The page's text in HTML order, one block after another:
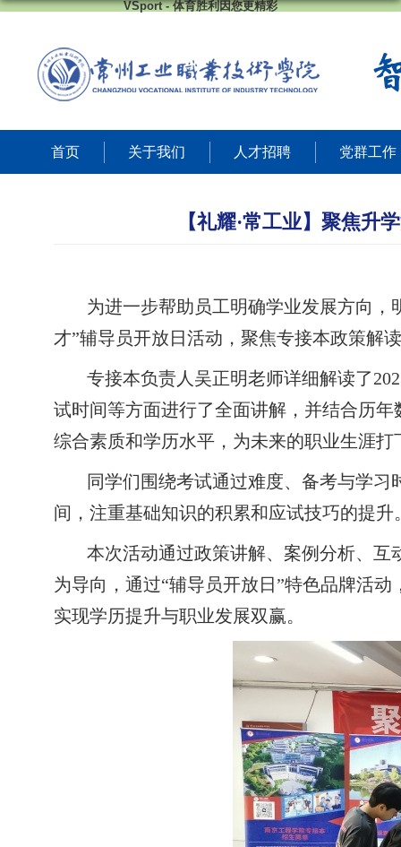
VSport - 体育胜利因您更精彩
首页 关于我们 人才招聘 党群工作
【礼耀·常工业】聚焦
为进一步帮助员工明确学业发展方向，
才”辅导员开放日活动，聚焦专接本政策解
专接本负责人吴正明老师详细解读了
试时间等方面进行了全面讲解，并结合历
综合素质和学历水平，为未来的职业生涯打
同学们 围绕考试通过难度、 备考与学习
间，注重基础知识的积累和应试技巧的提升
本次活动通过政策讲解、案例分析、互
为导向，通过“辅导员开放日 ”特色品牌活动
实现学历提升与职业发展双赢。